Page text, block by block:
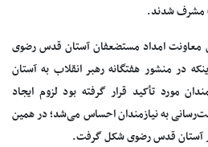
مشرف شدند.
معاونت امداد مستضعفان آستان قدس رضوی
در منشور هفتگانه رهبر ‌انقلاب به آستان
مورد تأکید قرار گرفته بود لزوم ایجاد
به نیازمندان احساس می‌شد؛ در همین
آستان قدس رضوی شکل گرفت.